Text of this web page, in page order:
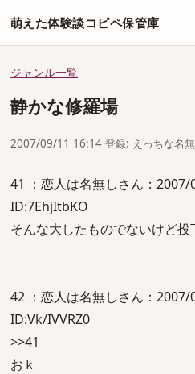
萌えた体験談コピペ保管庫
ジャンル一覧
静かな修羅場
2007/09/11 16:14 登録: えっちな名
41 ：恋人は名無しさん：
ID:7EhjItbKO
そんな大したものでないけど投
42 ：恋人は名無しさん：
ID:Vk/IVVRZ0
>>41
おｋ